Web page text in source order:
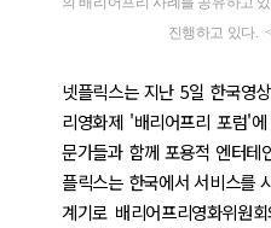
진행하고 있다.
넷플릭스는 지난 5일 한국영
리영화제 '배리어프리 포럼'
문가들과 함께 포용적 엔터테
플릭스는 한국에서 서비스를
계기로 배리어프리영화위원